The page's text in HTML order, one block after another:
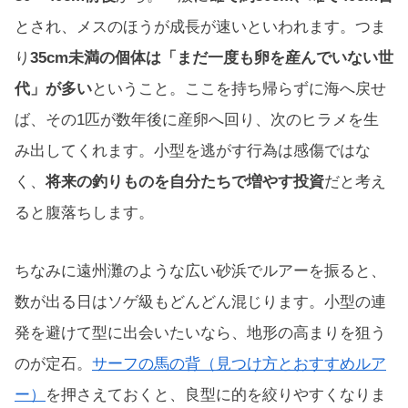
とされ、メスのほうが成長が速いといわれます。つま
り 35cm未満の個体は「まだ一度も卵を産んでいない世
代」が多いということ。ここを持ち帰らずに海へ戻せ
ば、その1匹が数年後に産卵へ回り、次のヒラメを生
み出してくれます。小型を逃がす行為は感傷ではな
く、将来の釣りものを自分たちで増やす投資だと考え
ると腹落ちします。
ちなみに遠州灘のような広い砂浜でルアーを振ると、
数が出る日はソゲ級もどんどん混じります。小型の連
発を避けて型に出会いたいなら、地形の高まりを狙う
のが定石。 サーフの馬の背（見つけ方とおすすめルア
ー）
を押さえておくと、良型に的を絞りやすくなりま